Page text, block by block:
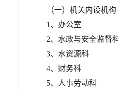
（一）机关内设机
1、办公室
2、水政与安全监督
3、水资源科
4、财务科
5、人事劳动科